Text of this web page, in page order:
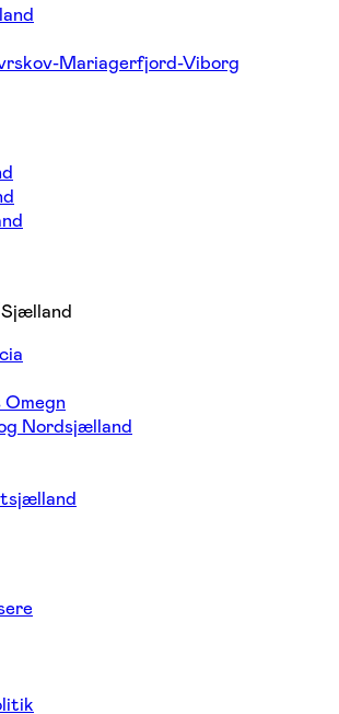
Mariagerfjord-Viborg
Omegn
Nordsjælland